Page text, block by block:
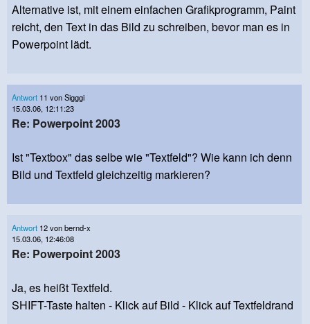
Alternative ist, mit einem einfachen Grafikprogramm, Paint
reicht, den Text in das Bild zu schreiben, bevor man es in
Powerpoint lädt.
Antwort 11 von Sigggi
15.03.06, 12:11:23
Re: Powerpoint 2003
Ist "Textbox" das selbe wie "Textfeld"? Wie kann ich denn
Bild und Textfeld gleichzeitig markieren?
Antwort 12 von bernd-x
15.03.06, 12:46:08
Re: Powerpoint 2003
Ja, es heißt Textfeld.
SHIFT-Taste halten - Klick auf Bild - Klick auf Textfeldrand